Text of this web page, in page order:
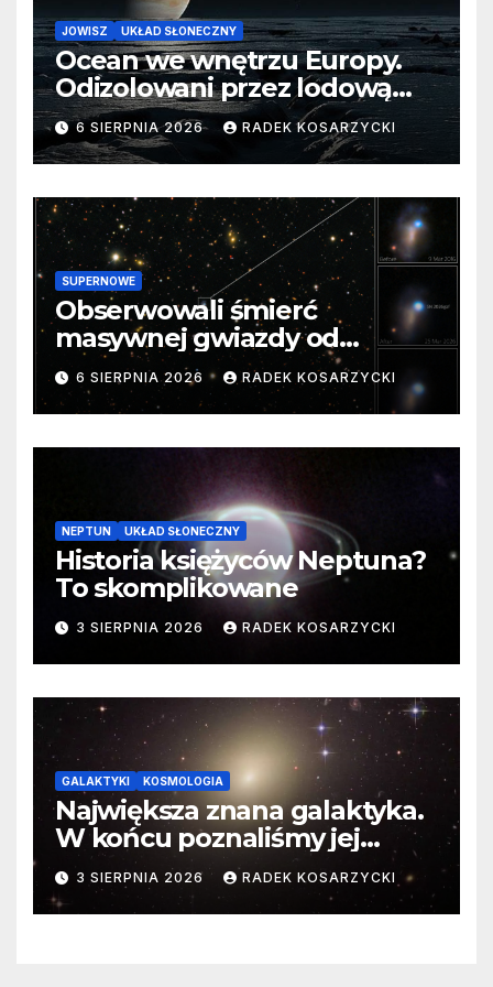
JOWISZ UKŁAD SŁONECZNY
Ocean we wnętrzu Europy.
Odizolowani przez lodową
barierę
6 SIERPNIA 2026 RADEK KOSARZYCKI
SUPERNOWE
Obserwowali śmierć
masywnej gwiazdy od
samego początku. Niezwykle
cenne dane
6 SIERPNIA 2026 RADEK KOSARZYCKI
NEPTUN UKŁAD SŁONECZNY
Historia księżyców Neptuna?
To skomplikowane
3 SIERPNIA 2026 RADEK KOSARZYCKI
GALAKTYKI KOSMOLOGIA
Największa znana galaktyka.
W końcu poznaliśmy jej
faktyczne wymiary
3 SIERPNIA 2026 RADEK KOSARZYCKI